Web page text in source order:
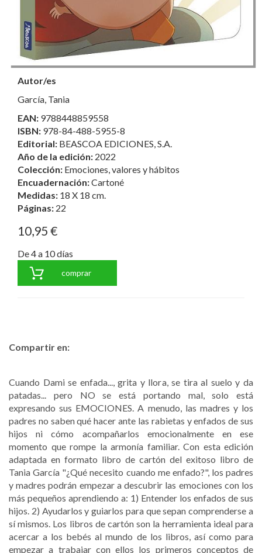
Autor/es
García, Tania
EAN: 9788448859558
ISBN: 978-84-488-5955-8
Editorial: BEASCOA EDICIONES, S.A.
Año de la edición: 2022
Colección: Emociones, valores y hábitos
Encuadernación:Cartoné
Medidas: 18 X 18 cm.
Páginas: 22
10,95 €
De 4 a 10 días
comprar
Compartir en:
Cuando Dami se enfada..., grita y llora, se tira al suelo y da
patadas... pero NO se está portando mal, solo está
expresando sus EMOCIONES. A menudo, las madres y los
padres no saben qué hacer ante las rabietas y enfados de sus
hijos ni cómo acompañarlos emocionalmente en ese
momento que rompe la armonía familiar. Con esta edición
adaptada en formato libro de cartón del exitoso libro de
Tania García "¿Qué necesito cuando me enfado?", los padres
y madres podrán empezar a descubrir las emociones con los
más pequeños aprendiendo a: 1) Entender los enfados de sus
hijos. 2) Ayudarlos y guiarlos para que sepan comprenderse a
sí mismos. Los libros de cartón son la herramienta ideal para
acercar a los bebés al mundo de los libros, así como para
empezar a trabajar con ellos los primeros conceptos de